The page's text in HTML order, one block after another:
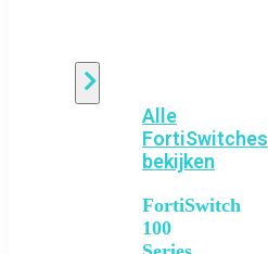
Alle
FortiSwitches
bekijken
FortiSwitch
100